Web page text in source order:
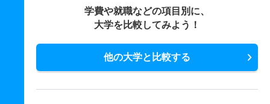
学費や就職などの項目別に、
大学を比較してみよう！
他の大学と比較する